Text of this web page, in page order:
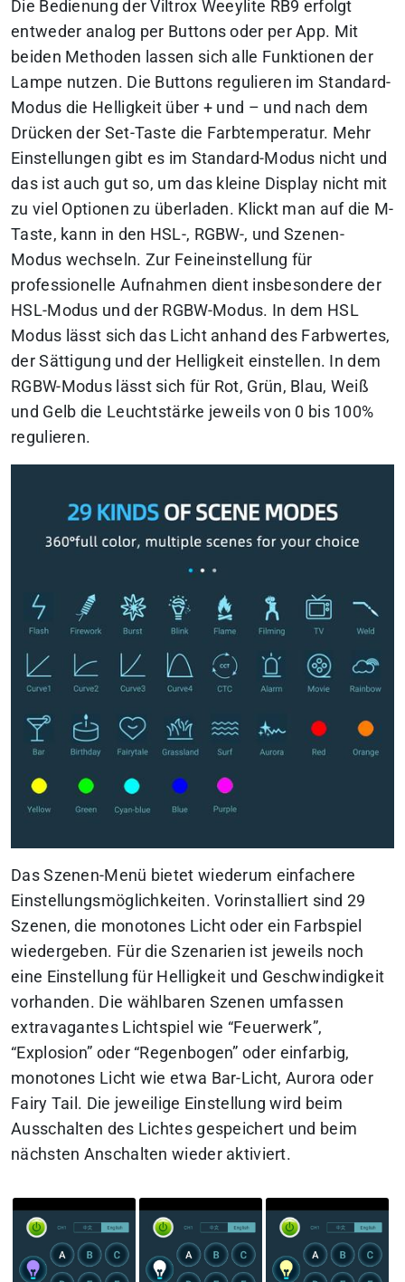
Die Bedienung der Viltrox Weeylite RB9 erfolgt
entweder analog per Buttons oder per App. Mit
beiden Methoden lassen sich alle Funktionen der
Lampe nutzen. Die Buttons regulieren im Standard-
Modus die Helligkeit über + und – und nach dem
Drücken der Set-Taste die Farbtemperatur. Mehr
Einstellungen gibt es im Standard-Modus nicht und
das ist auch gut so, um das kleine Display nicht mit
zu viel Optionen zu überladen. Klickt man auf die M-
Taste, kann in den HSL-, RGBW-, und Szenen-
Modus wechseln. Zur Feineinstellung für
professionelle Aufnahmen dient insbesondere der
HSL-Modus und der RGBW-Modus. In dem HSL
Modus lässt sich das Licht anhand des Farbwertes,
der Sättigung und der Helligkeit einstellen. In dem
RGBW-Modus lässt sich für Rot, Grün, Blau, Weiß
und Gelb die Leuchtstärke jeweils von 0 bis 100%
regulieren.
Das Szenen-Menü bietet wiederum einfachere
Einstellungsmöglichkeiten. Vorinstalliert sind 29
Szenen, die monotones Licht oder ein Farbspiel
wiedergeben. Für die Szenarien ist jeweils noch
eine Einstellung für Helligkeit und Geschwindigkeit
vorhanden. Die wählbaren Szenen umfassen
extravagantes Lichtspiel wie “Feuerwerk”,
“Explosion” oder “Regenbogen” oder einfarbig,
monotones Licht wie etwa Bar-Licht, Aurora oder
Fairy Tail. Die jeweilige Einstellung wird beim
Ausschalten des Lichtes gespeichert und beim
nächsten Anschalten wieder aktiviert.